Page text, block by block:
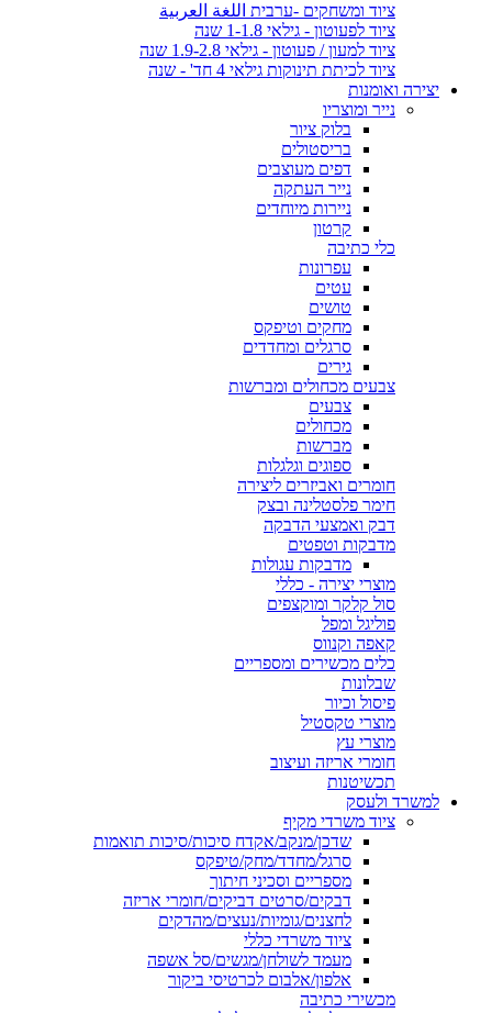
ציוד ומשחקים -ערבית اللغة العربية
ציוד לפעוטון - גילאי 1-1.8 שנה
ציוד למעון / פעוטון - גילאי 1.9-2.8 שנה
ציוד לכיתת תינוקות גילאי 4 חד' - שנה
יצירה ואומנות
נייר ומוצריו
בלוק ציור
בריסטולים
דפים מעוצבים
נייר העתקה
ניירות מיוחדים
קרטון
כלי כתיבה
עפרונות
עטים
טושים
מחקים וטיפקס
סרגלים ומחדדים
גירים
צבעים מכחולים ומברשות
צבעים
מכחולים
מברשות
ספוגים וגלגלות
חומרים ואביזרים ליצירה
חימר פלסטלינה ובצק
דבק ואמצעי הדבקה
מדבקות וטפטים
מדבקות עגולות
מוצרי יצירה - כללי
סול קלקר ומוקצפים
פוליגל ומפל
קאפה וקנווס
כלים מכשירים ומספריים
שבלונות
פיסול וכיור
מוצרי טקסטיל
מוצרי עץ
חומרי אריזה ועיצוב
תכשיטנות
למשרד ולעסק
ציוד משרדי מקיף
שדכן/מנקב/אקדח סיכות/סיכות תואמות
סרגל/מחדד/מחק/טיפקס
מספריים וסכיני חיתוך
דבקים/סרטים דביקים/חומרי אריזה
לחצנים/גומיות/נעצים/מהדקים
ציוד משרדי כללי
מעמד לשולחן/מגשים/סל אשפה
אלפון/אלבום לכרטיסי ביקור
מכשירי כתיבה